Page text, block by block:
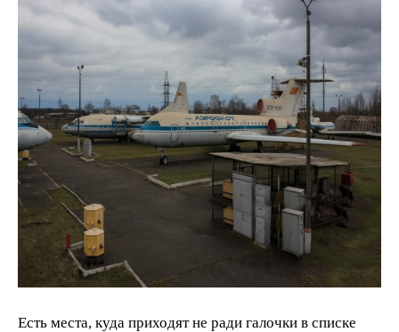
Есть места, куда приходят не ради галочки в списке